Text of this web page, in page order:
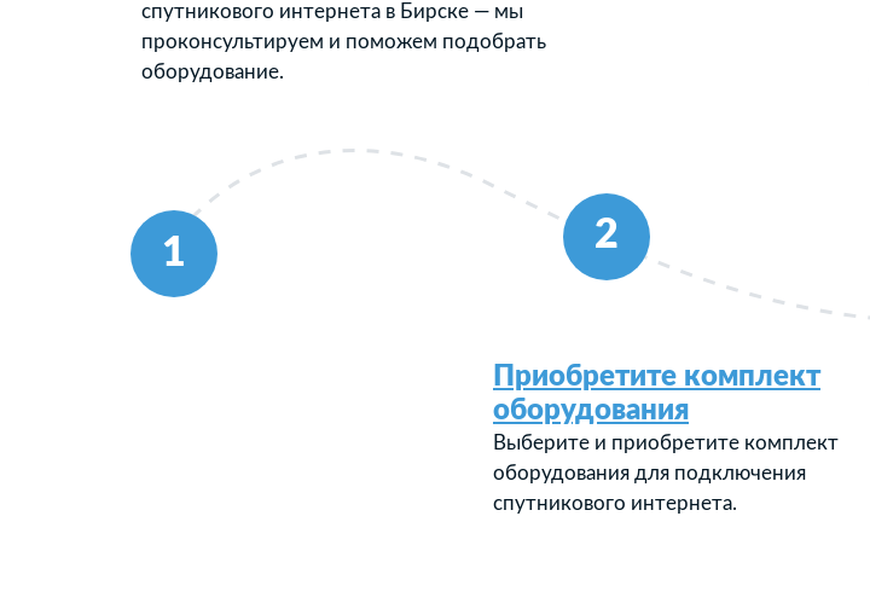
1
2
спутникового интернета в Бирске — мы
проконсультируем и поможем подобрать
оборудование.
Приобретите комплект
оборудования
Выберите и приобретите комплект
оборудования для подключения
спутникового интернета.